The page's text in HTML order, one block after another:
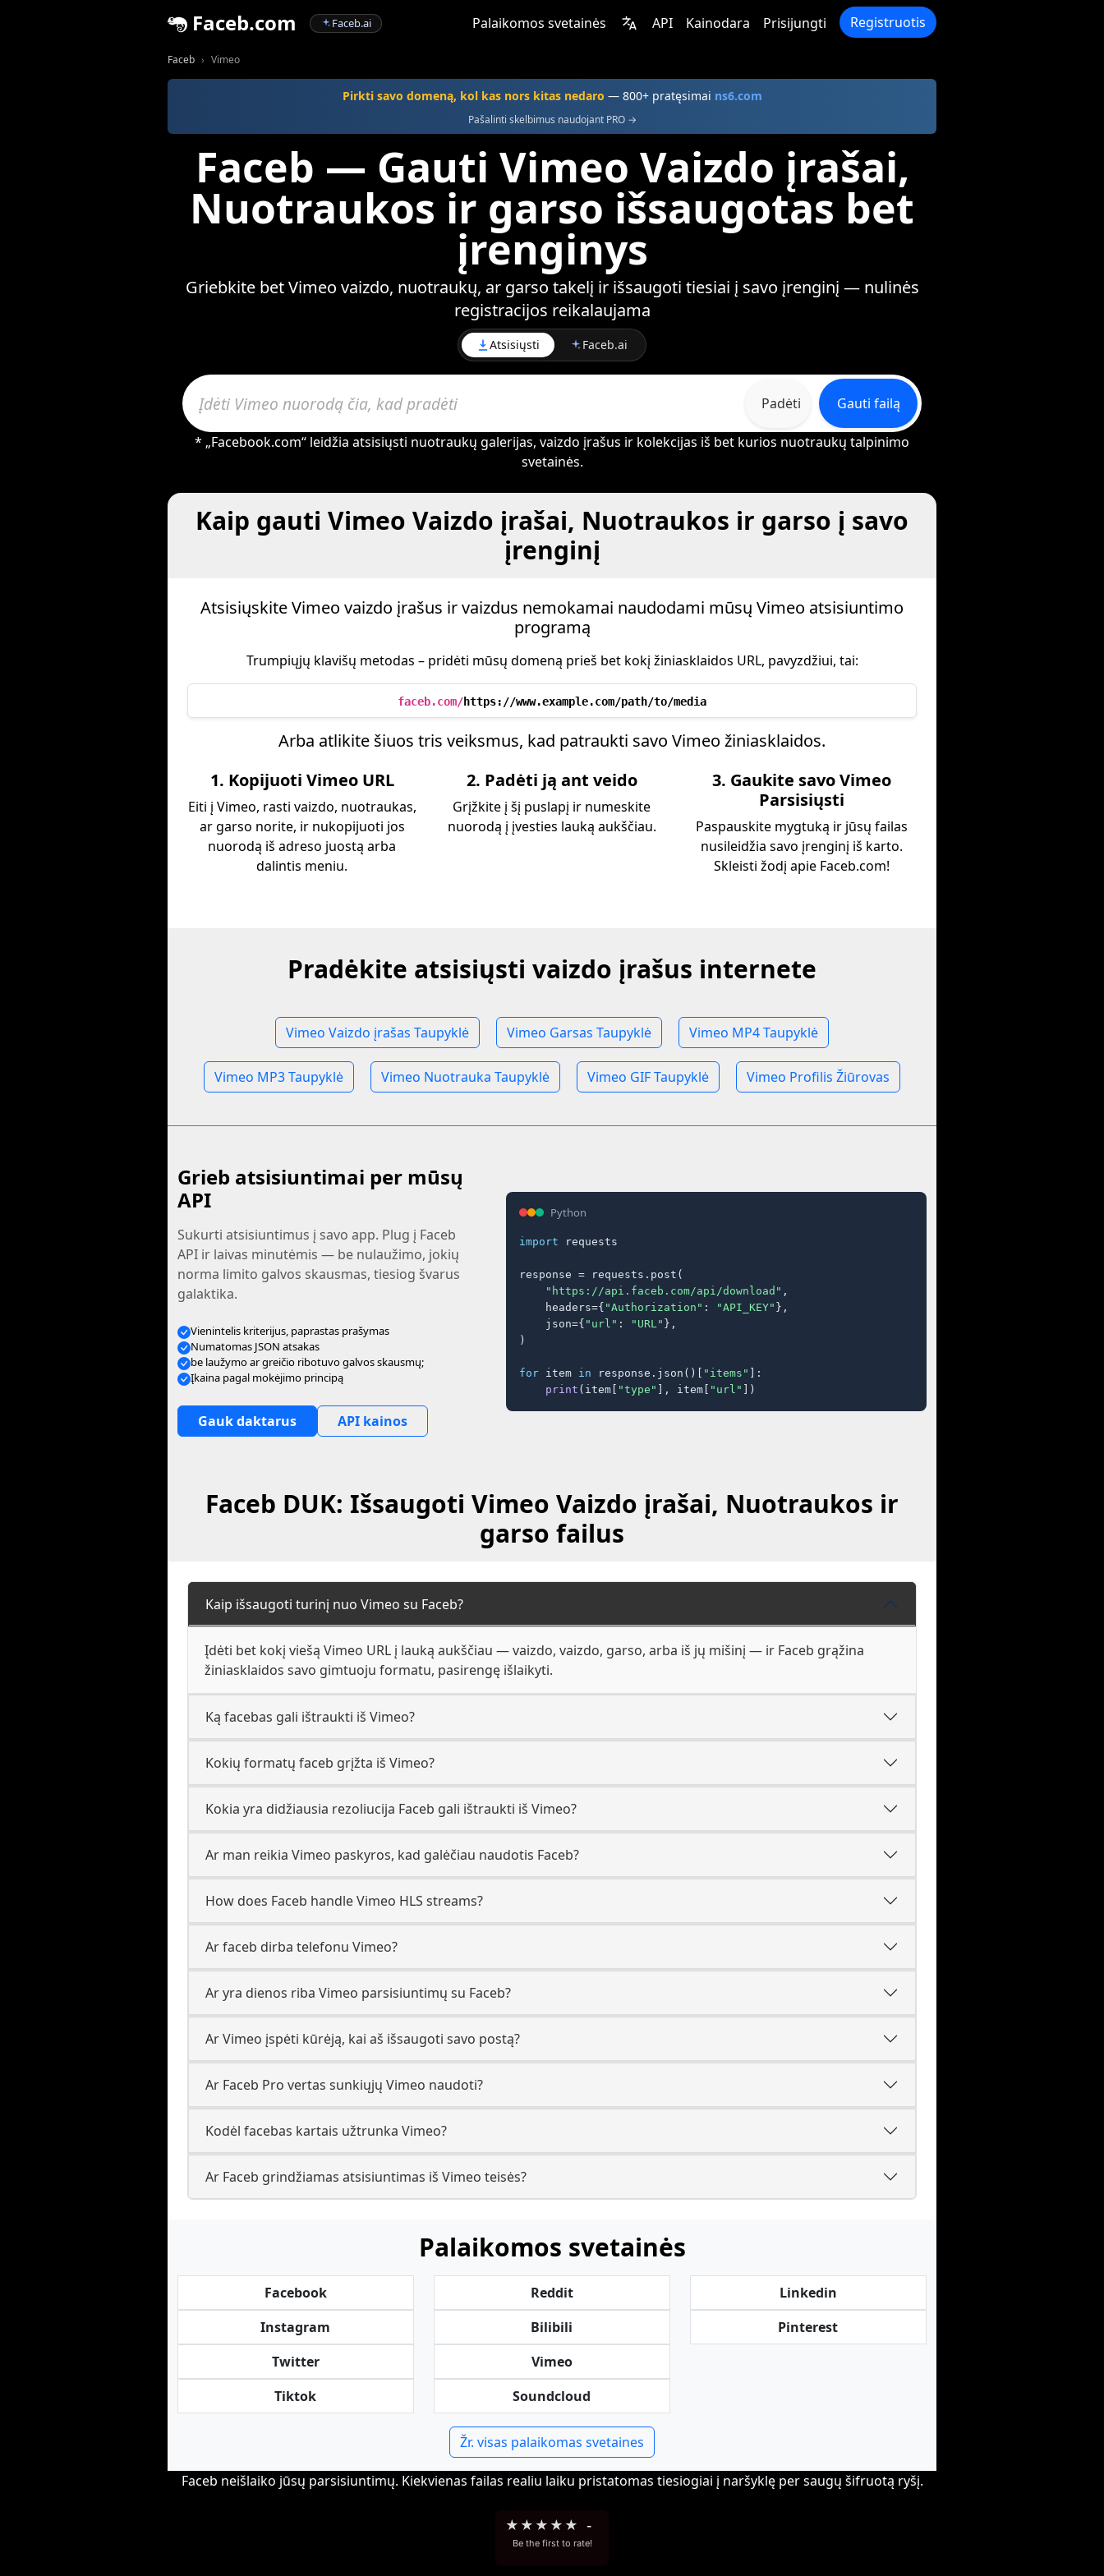
Faceb.com Faceb.ai Palaikomos svetainės API Kainodara Prisijungti Registruotis
Faceb Vimeo
Pirkti savo domeną, kol kas nors kitas nedaro — 800+ pratęsimai ns6.com
Pašalinti skelbimus naudojant PRO →
Faceb — Gauti Vimeo Vaizdo įrašai,
Nuotraukos ir garso išsaugotas bet
įrenginys
Griebkite bet Vimeo vaizdo, nuotraukų, ar garso takelį ir išsaugoti tiesiai į savo įrenginį — nulinės
registracijos reikalaujama
Atsisiųsti Faceb.ai
Padėti Gauti failą
* „Facebook.com“ leidžia atsisiųsti nuotraukų galerijas, vaizdo įrašus ir kolekcijas iš bet kurios nuotraukų talpinimo
svetainės.
Kaip gauti Vimeo Vaizdo įrašai, Nuotraukos ir garso į savo
įrenginį
Atsisiųskite Vimeo vaizdo įrašus ir vaizdus nemokamai naudodami mūsų Vimeo atsisiuntimo
programą
Trumpiųjų klavišų metodas – pridėti mūsų domeną prieš bet kokį žiniasklaidos URL, pavyzdžiui, tai:
faceb.com/https://www.example.com/path/to/media
Arba atlikite šiuos tris veiksmus, kad patraukti savo Vimeo žiniasklaidos.
1. Kopijuoti Vimeo URL
Eiti į Vimeo, rasti vaizdo, nuotraukas,
ar garso norite, ir nukopijuoti jos
nuorodą iš adreso juostą arba
dalintis meniu.
2. Padėti ją ant veido
Grįžkite į šį puslapį ir numeskite
nuorodą į įvesties lauką aukščiau.
3. Gaukite savo Vimeo
Parsisiųsti
Paspauskite mygtuką ir jūsų failas
nusileidžia savo įrenginį iš karto.
Skleisti žodį apie Faceb.com!
Pradėkite atsisiųsti vaizdo įrašus internete
Vimeo Vaizdo įrašas Taupyklė Vimeo Garsas Taupyklė Vimeo MP4 Taupyklė
Vimeo MP3 Taupyklė Vimeo Nuotrauka Taupyklė Vimeo GIF Taupyklė Vimeo Profilis Žiūrovas
Grieb atsisiuntimai per mūsų
API
Sukurti atsisiuntimus į savo app. Plug į Faceb
API ir laivas minutėmis — be nulaužimo, jokių
norma limito galvos skausmas, tiesiog švarus
galaktika.
Vienintelis kriterijus, paprastas prašymas
Numatomas JSON atsakas
be laužymo ar greičio ribotuvo galvos skausmų;
Įkaina pagal mokėjimo principą
Gauk daktarus API kainos
Python
import requests
response = requests.post(
"https://api.faceb.com/api/download" ,
    headers={
"Authorization" : "API_KEY" },
    json={
"url" : "URL" },
)
for item in response.json()[ "items" ]:
print (item[ "type" ], item[ "url" ])
Faceb DUK: Išsaugoti Vimeo Vaizdo įrašai, Nuotraukos ir
garso failus
Kaip išsaugoti turinį nuo Vimeo su Faceb?
Įdėti bet kokį viešą Vimeo URL į lauką aukščiau — vaizdo, vaizdo, garso, arba iš jų mišinį — ir Faceb grąžina
žiniasklaidos savo gimtuoju formatu, pasirengę išlaikyti.
Ką facebas gali ištraukti iš Vimeo?
Kokių formatų faceb grįžta iš Vimeo?
Kokia yra didžiausia rezoliucija Faceb gali ištraukti iš Vimeo?
Ar man reikia Vimeo paskyros, kad galėčiau naudotis Faceb?
How does Faceb handle Vimeo HLS streams?
Ar faceb dirba telefonu Vimeo?
Ar yra dienos riba Vimeo parsisiuntimų su Faceb?
Ar Vimeo įspėti kūrėją, kai aš išsaugoti savo postą?
Ar Faceb Pro vertas sunkiųjų Vimeo naudoti?
Kodėl facebas kartais užtrunka Vimeo?
Ar Faceb grindžiamas atsisiuntimas iš Vimeo teisės?
Palaikomos svetainės
Facebook
Instagram
Twitter
Tiktok
Reddit
Bilibili
Vimeo
Soundcloud
Linkedin
Pinterest
Žr. visas palaikomas svetaines
Faceb neišlaiko jūsų parsisiuntimų. Kiekvienas failas realiu laiku pristatomas tiesiogiai į naršyklę per saugų šifruotą ryšį.
★ ★ ★ ★ ★ -
Be the first to rate!